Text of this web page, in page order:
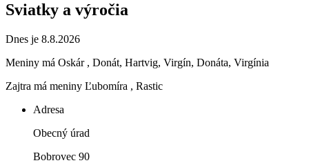
Sviatky a výročia
Dnes je 8.8.2026
Meniny má Oskár , Donát, Hartvig, Virgín, Donáta, Virgínia
Zajtra má meniny Ľubomíra , Rastic
Adresa
Obecný úrad
Bobrovec 90